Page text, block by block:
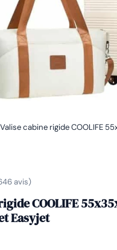
Valise cabine rigide COOLIFE
avis)
COOLIFE
Easyjet